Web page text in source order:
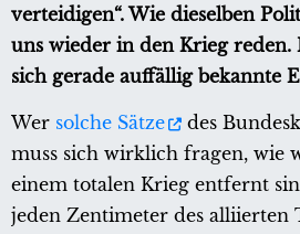
verteidigen“. Wie dieselben
uns wieder in den Krieg
sich gerade auffällig bekannte
Wer solche Sätze
des
muss sich wirklich fragen, wie
einem totalen Krieg entfernt
jeden Zentimeter des alliierten